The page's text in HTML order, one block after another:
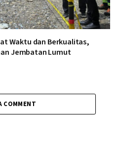
Waktu dan Berkualitas,
Jembatan Lumut
COMMENT